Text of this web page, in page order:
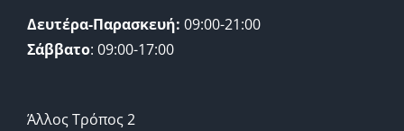
Δευτέρα-Παρασκευή: 09:00-21:00
Σάββατο: 09:00-17:00
Άλλος Τρόπος 2